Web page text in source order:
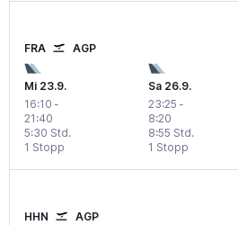
FRA AGP
Mi 23.9.
16:10 -
21:40
1 Stopp
5:30 Std.
Sa 26.9.
23:25 -
8:20
1 Stopp
8:55 Std.
HHN AGP